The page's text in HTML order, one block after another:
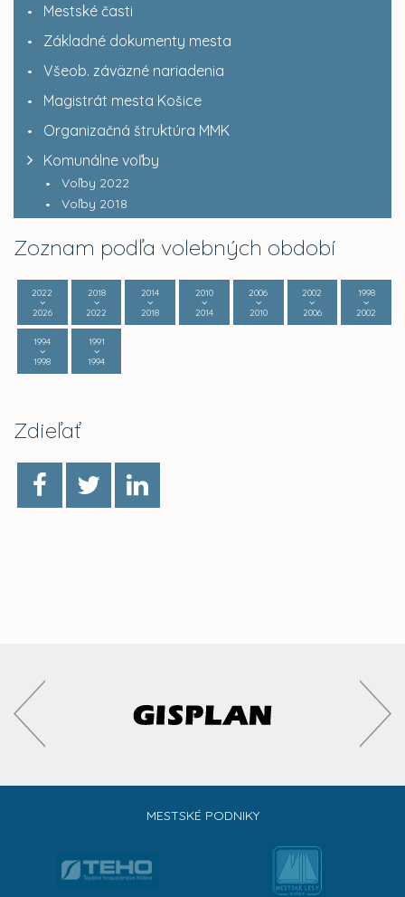
Mestské časti
Základné dokumenty mesta
Všeob. záväzné nariadenia
Magistrát mesta Košice
Organizačná štruktúra MMK
Komunálne voľby
Voľby 2022
Voľby 2018
Zoznam podľa volebných období
2022
2026
2018
2022
2014
2018
2010
2014
2006
2010
2002
2006
1998
2002
1994
1998
1991
1994
Zdieľať
MESTSKÉ PODNIKY